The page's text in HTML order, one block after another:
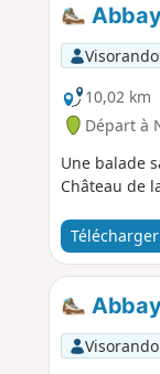
10,02 km
Départ à
Une balade
Château de
Télécharger